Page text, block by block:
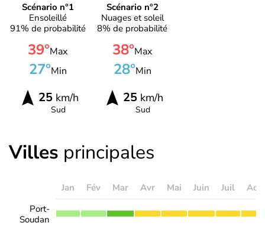
Scénario n°1
Ensoleillé
91% de probabilité
39°Max
27°Min
25km/h
Sud
Scénario n°2
Nuages et soleil
8% de probabilité
38°Max
28°Min
25km/h
Sud
Villes principales
Jan Fév Mar Avr Mai Juin Juil
Port-
Soudan